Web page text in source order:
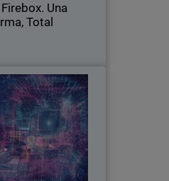
Una
Total
Network Access
Enforcement
Body
avanzata del Network
come bloccare
non autorizzati.